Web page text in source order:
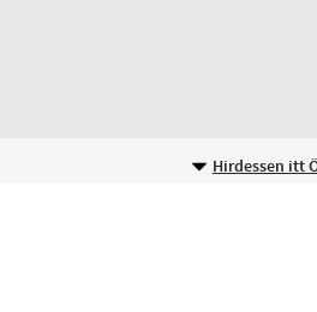
Hirdessen itt